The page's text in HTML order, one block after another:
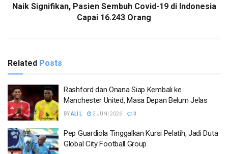
Naik Signifikan, Pasien Sembuh Covid-19 di Indonesia
Capai 16.243 Orang
Related Posts
Rashford dan Onana Siap Kembali ke
Manchester United, Masa Depan Belum Jelas
BYALI L 2 JUNI 2026 0
Pep Guardiola Tinggalkan Kursi Pelatih, Jadi Duta
Global City Football Group